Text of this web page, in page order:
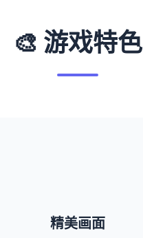
🎨 游戏特色
精美画面